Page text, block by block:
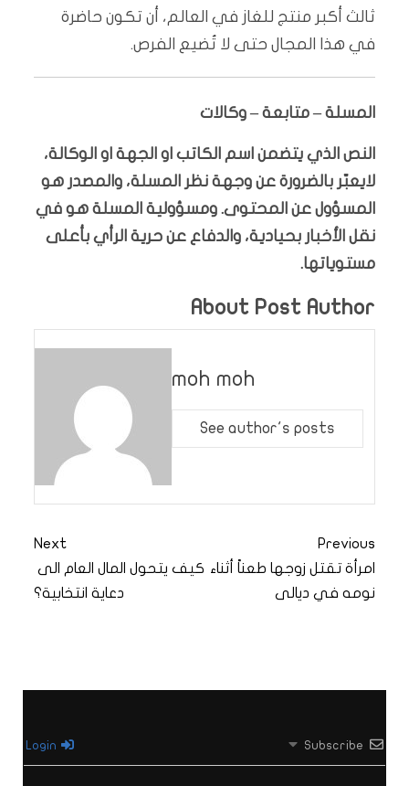
ثالث أكبر منتج للغاز في العالم، أن تكون حاضرة
في هذا المجال حتى لا تُضيع الفرص.
المسلة – متابعة – وكالات
النص الذي يتضمن اسم الكاتب او الجهة او الوكالة،
لايعبّر بالضرورة عن وجهة نظر المسلة، والمصدر هو
المسؤول عن المحتوى. ومسؤولية المسلة هو في
نقل الأخبار بحيادية، والدفاع عن حرية الرأي بأعلى
مستوياتها.
About Post Author
moh moh
See author's posts
Previous
امرأة تقتل زوجها طعناً أثناء
نومه في ديالى
Next
كيف يتحول المال العام الى
دعاية انتخابية؟
Subscribe